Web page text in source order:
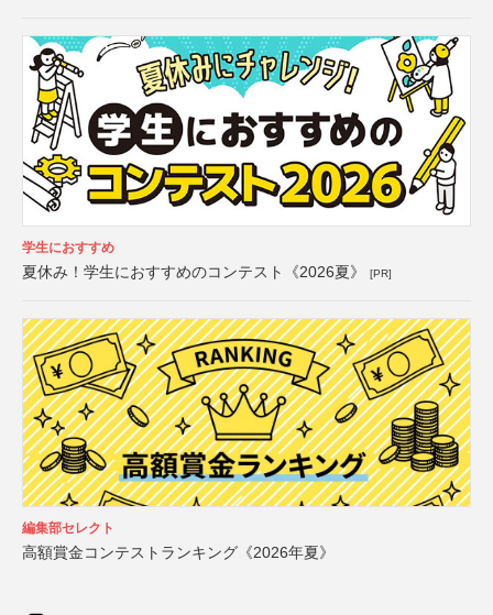
学生におすすめ
夏休み！学生におすすめのコンテスト《2026夏》 [PR]
編集部セレクト
高額賞金コンテストランキング《2026年夏》